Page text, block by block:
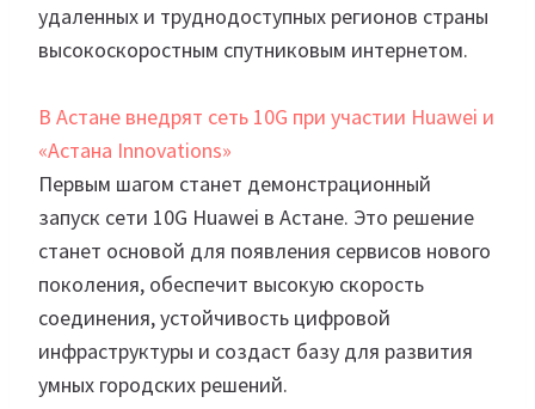
удаленных и труднодоступных регионов страны
высокоскоростным спутниковым интернетом.
В Астане внедрят сеть 10G при участии Huawei и
«Aстана Innovations»
Первым шагом станет демонстрационный
запуск сети 10G Huawei в Астане. Это решение
станет основой для появления сервисов нового
поколения, обеспечит высокую скорость
соединения, устойчивость цифровой
инфраструктуры и создаст базу для развития
умных городских решений.